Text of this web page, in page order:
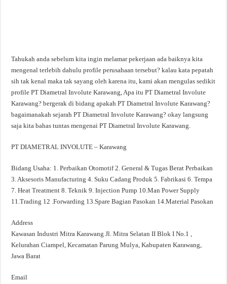
Tahukah anda sebelum kita ingin melamar pekerjaan ada baiknya kita
mengenal terlebih dahulu profile perusahaan tersebut? kalau kata pepatah
sih tak kenal maka tak sayang oleh karena itu, kami akan mengulas sedikit
profile PT Diametral Involute Karawang, Apa itu PT Diametral Involute
Karawang? bergerak di bidang apakah PT Diametral Involute Karawang?
bagaimanakah sejarah PT Diametral Involute Karawang? okay langsung
saja kita bahas tuntas mengenai PT Diametral Involute Karawang.
PT DIAMETRAL INVOLUTE – Karawang
Bidang Usaha: 1. Perbaikan Otomotif 2. General & Tugas Berat Perbaikan
3. Aksesoris Manufacturing 4. Suku Cadang Produk 5. Fabrikasi 6. Tempa
7. Heat Treatment 8. Teknik 9. Injection Pump 10.Man Power Supply
11.Trading 12 .Forwarding 13.Spare Bagian Pasokan 14.Material Pasokan
Address
Kawasan Industri Mitra Karawang Jl. Mitra Selatan II Blok I No.1 ,
Kelurahan Ciampel, Kecamatan Parung Mulya, Kabupaten Karawang,
Jawa Barat
Email